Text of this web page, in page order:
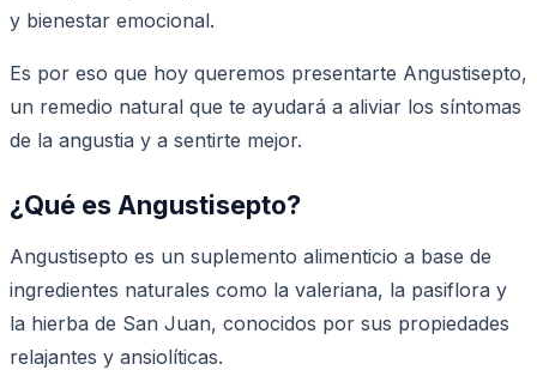
y bienestar emocional.
Es por eso que hoy queremos presentarte Angustisepto,
un remedio natural que te ayudará a aliviar los síntomas
de la angustia y a sentirte mejor.
¿Qué es Angustisepto?
Angustisepto es un suplemento alimenticio a base de
ingredientes naturales como la valeriana, la pasiflora y
la hierba de San Juan, conocidos por sus propiedades
relajantes y ansiolíticas.